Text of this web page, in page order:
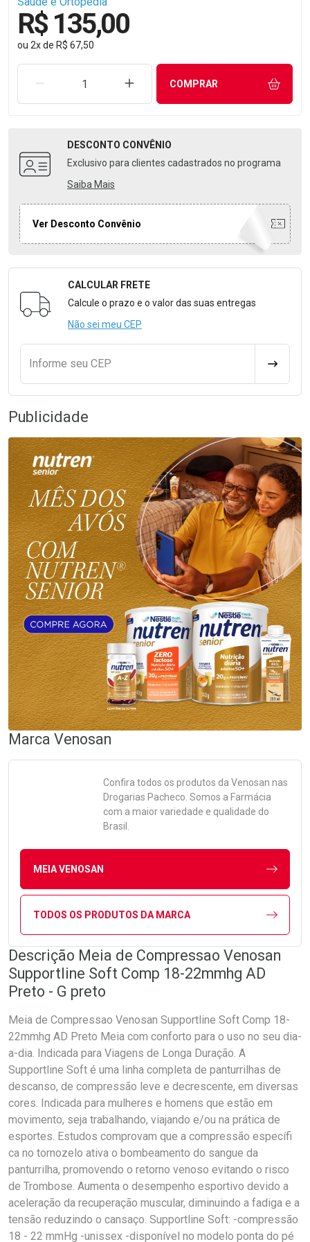
R$ 135,00
ou 2xde R$ 67,50
REMOVER UMA UNIDADEAUMENTAR UMA UNIDADE
COMPRAR
DESCONTO CONVÊNIO
Exclusivo para clientes cadastrados no programa
Saiba Mais
Ver Desconto Convênio
Formulário para Calcular o Frete
CALCULAR FRETE
Calcule o prazo e o valor das suas entregas
Não sei meu CEP
Informe seu CEP
Publicidade
Marca Venosan
Confira todos os produtos da Venosan nas
Drogarias Pacheco. Somos a Farmácia
com a maior variedade e qualidade do
Brasil.
MEIA VENOSAN
TODOS OS PRODUTOS DA MARCA
Descrição Meia de Compressao Venosan
Supportline Soft Comp 18-22mmhg AD
Preto - G preto
Meia de Compressao Venosan Supportline Soft Comp 18-
22mmhg AD Preto Meia com conforto para o uso no seu dia-
a-dia. Indicada para Viagens de Longa Duração. A
Supportline Soft é uma linha completa de panturrilhas de
descanso, de compressão leve e decrescente, em diversas
cores. Indicada para mulheres e homens que estão em
movimento, seja trabalhando, viajando e/ou na prática de
esportes. Estudos comprovam que a compressão específi
ca no tornozelo ativa o bombeamento do sangue da
panturrilha, promovendo o retorno venoso evitando o risco
de Trombose. Aumenta o desempenho esportivo devido a
aceleração da recuperação muscular, diminuindo a fadiga e a
tensão reduzindo o cansaço. Supportline Soft: -compressão
18 - 22 mmHg -unissex -disponível no modelo ponta do pé